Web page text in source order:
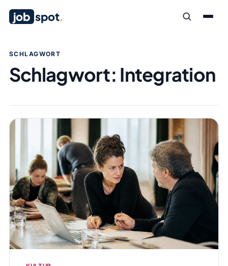
job spot.
SCHLAGWORT
Schlagwort: Integration